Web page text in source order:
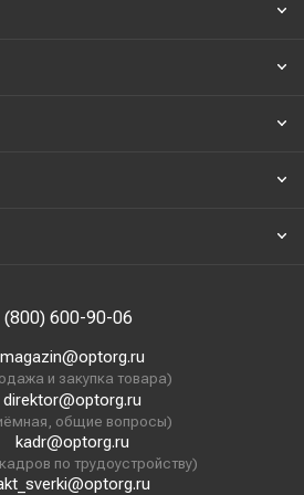
(800) 600-90-06
magazin@optorg.ru
и закупка товара)
direktor@optorg.ru
общие вопросы)
kadr@optorg.ru
по трудоустройству)